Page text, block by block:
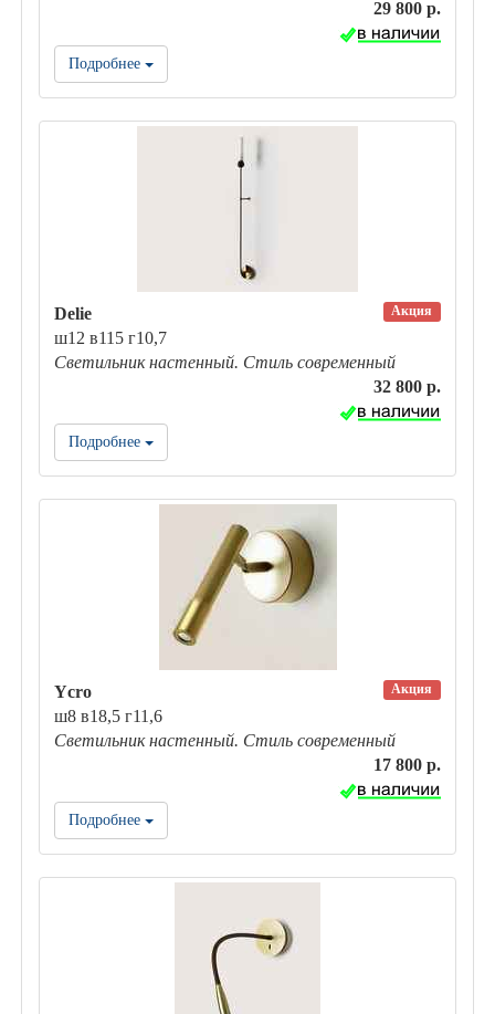
29 800 р.
Подробнее
Акция
Delie
ш12 в115 г10,7
Светильник настенный. Стиль современный
32 800 р.
Подробнее
Акция
Ycro
ш8 в18,5 г11,6
Светильник настенный. Стиль современный
17 800 р.
Подробнее